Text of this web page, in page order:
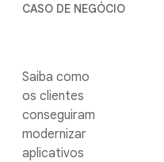
CASO DE NEGÓCIO
Saiba como
os clientes
conseguiram
modernizar
aplicativos